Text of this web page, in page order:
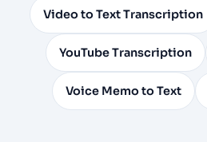
Video to Text Transcription
YouTube Transcription
Voice Memo to Text